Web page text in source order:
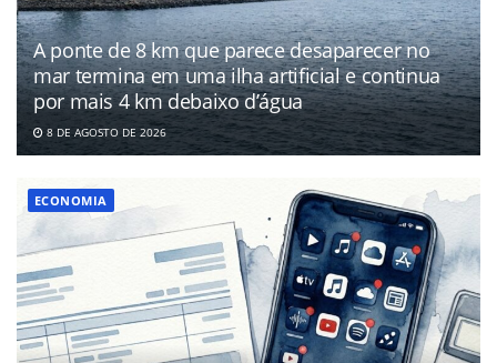
A ponte de 8 km que parece desaparecer no
mar termina em uma ilha artificial e continua
por mais 4 km debaixo d’água
8 DE AGOSTO DE 2026
ECONOMIA